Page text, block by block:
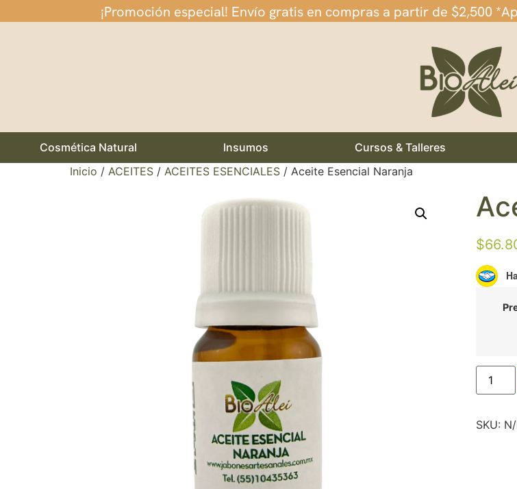
¡Promoción especial! Envío gratis en compras a partir de $2,500
Cosmética Natural Insumos Cursos & Talleres
Inicio / ACEITES / ACEITES ESENCIALES / Aceite Esencial Naranja
$
SKU: